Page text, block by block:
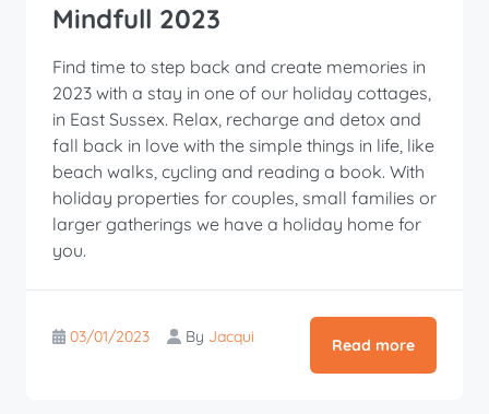
Mindfull 2023
Find time to step back and create memories in
2023 with a stay in one of our holiday cottages,
in East Sussex. Relax, recharge and detox and
fall back in love with the simple things in life, like
beach walks, cycling and reading a book. With
holiday properties for couples, small families or
larger gatherings we have a holiday home for
you.
03/01/2023 By Jacqui Read more